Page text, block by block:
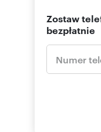
Zostaw
bezpłatnie